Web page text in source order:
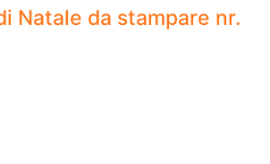
Natale da stampare nr.